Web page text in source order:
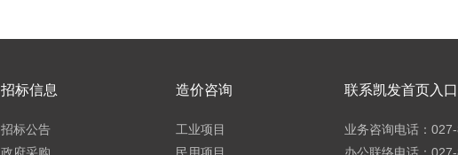
招标信息
招标公告
造价咨询
工业项目
联系凯发首页入
业务咨询电话：